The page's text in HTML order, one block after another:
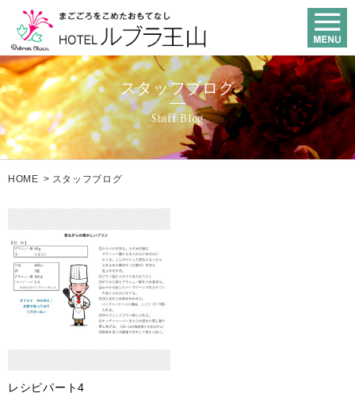
スタッフブログ
Staff Blog
HOME > スタッフブログ
レシピパート4